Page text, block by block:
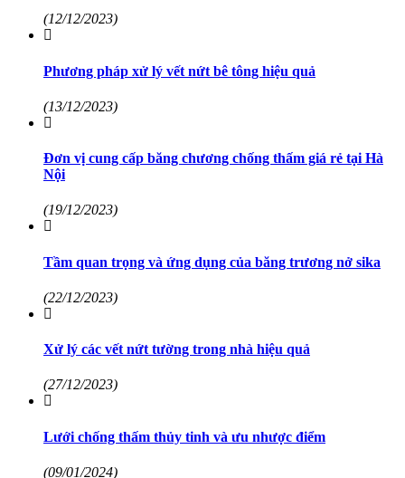
(12/12/2023)
Phương pháp xử lý vết nứt bê tông hiệu quả
(13/12/2023)
Đơn vị cung cấp băng chương chống thấm giá rẻ tại Hà
Nội
(19/12/2023)
Tầm quan trọng và ứng dụng của băng trương nở sika
(22/12/2023)
Xử lý các vết nứt tường trong nhà hiệu quả
(27/12/2023)
Lưới chống thấm thủy tinh và ưu nhược điểm
(09/01/2024)